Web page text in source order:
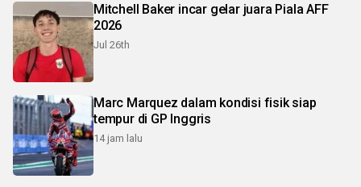
Mitchell Baker incar gelar juara Piala AFF
2026
Jul 26th
Marc Marquez dalam kondisi fisik siap
tempur di GP Inggris
14 jam lalu